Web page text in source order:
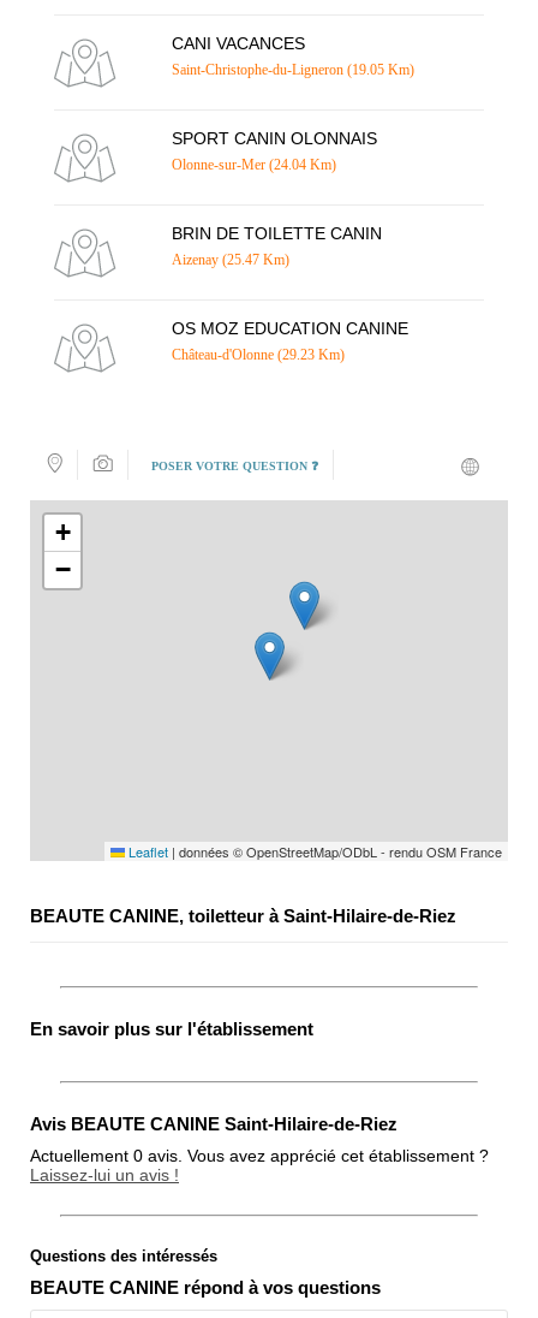
CANI VACANCES
Saint-Christophe-du-Ligneron (19.05 Km)
SPORT CANIN OLONNAIS
Olonne-sur-Mer (24.04 Km)
BRIN DE TOILETTE CANIN
Aizenay (25.47 Km)
OS MOZ EDUCATION CANINE
Château-d'Olonne (29.23 Km)
POSER VOTRE QUESTION ❓
+
−
Leaflet | données © OpenStreetMap/ODbL - rendu OSM France
BEAUTE CANINE, toiletteur à Saint-Hilaire-de-Riez
En savoir plus sur l'établissement
Avis BEAUTE CANINE Saint-Hilaire-de-Riez
Actuellement 0 avis. Vous avez apprécié cet établissement ?
Laissez-lui un avis !
Note globale
Questions des intéressés
BEAUTE CANINE répond à vos questions